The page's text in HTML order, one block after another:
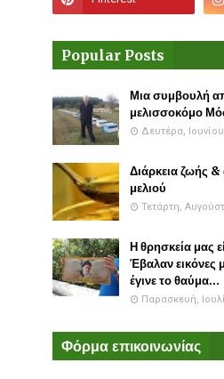
Popular Posts
Μια συμβουλή
μελισσοκόμο
Δευτέρα,
Διάρκεια ζωής
μελιού
Τετάρτη,
Η θρησκεία μας
Έβαλαν εικόνες
έγινε το θαύμα...
Παρασκευή,
Φόρμα επικοινωνίας